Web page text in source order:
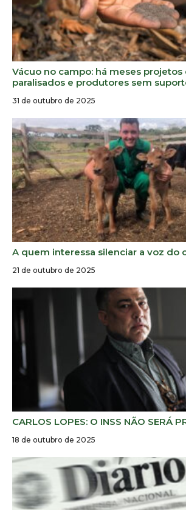
Vácuo no campo: há meses projetos
paralisados e produtores sem
31 de outubro de 2025
A quem interessa silenciar a voz do
21 de outubro de 2025
CARLOS LOPES: O INSS NÃO SERÁ
18 de outubro de 2025